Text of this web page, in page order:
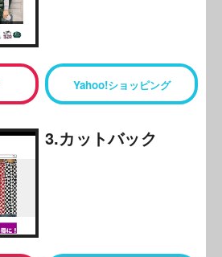
Yahoo!ショッピング
3.カットバック